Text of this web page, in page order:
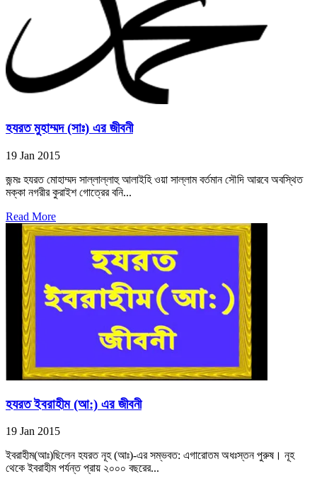
হযরত মুহাম্মদ (সাঃ) এর জীবনী
19 Jan 2015
জন্মঃ হযরত মোহাম্মদ সাল্লাল্লাহু আলাইহি ওয়া সাল্লাম বর্তমান সৌদি আরবে অবস্থিত
মক্কা নগরীর কুরাইশ গোত্রের বনি...
Read More
হযরত ইবরাহীম (আ:) এর জীবনী
19 Jan 2015
ইবরাহীম(আঃ)ছিলেন হযরত নূহ (আঃ)-এর সম্ভবত: এগারোতম অধঃস্তন পুরুষ। নূহ
থেকে ইবরাহীম পর্যন্ত প্রায় ২০০০ বছরের...